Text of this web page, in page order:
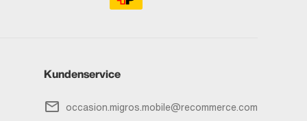
Kundenservice
occasion.migros.mobile@recommerce.com